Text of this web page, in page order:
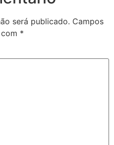
será publicado. Campos
*